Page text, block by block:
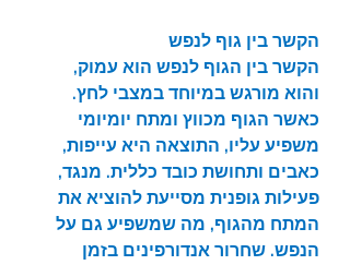
הקשר בין גוף לנפש
הקשר בין הגוף לנפש הוא עמוק,
והוא מורגש במיוחד במצבי לחץ.
כאשר הגוף מכווץ ומתח יומיומי
משפיע עליו, התוצאה היא עייפות,
כאבים ותחושת כובד כללית. מנגד,
פעילות גופנית מסייעת להוציא את
המתח מהגוף, מה שמשפיע גם על
הנפש. שחרור אנדורפינים בזמן